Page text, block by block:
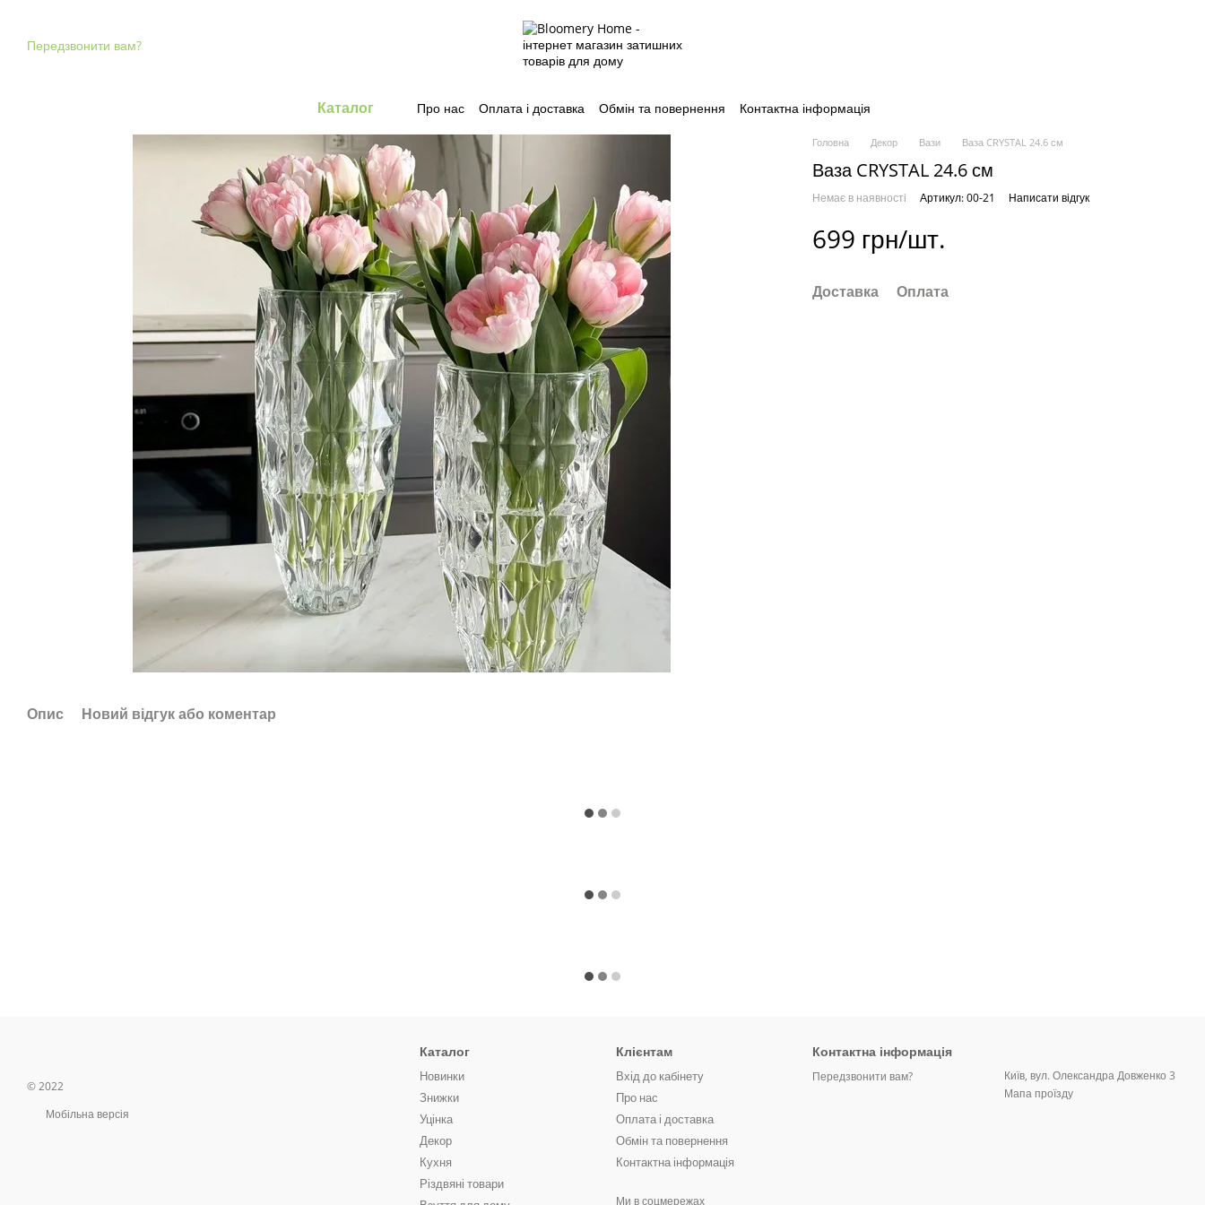
Передзвонити вам?
Каталог Про нас Оплата і доставка Обмін та повернення Контактна інформація
Опис Новий відгук або коментар
Головна Декор Вази Ваза CRYSTAL 24.6 см
Ваза CRYSTAL 24.6 см
Немає в наявності Артикул: 00-21 Написати відгук
699 грн/шт.
Доставка Оплата
© 2022
Мобільна версія
Каталог
Новинки
Знижки
Уцінка
Декор
Кухня
Різдвяні товари
Клієнтам
Вхід до кабінету
Про нас
Оплата і доставка
Обмін та повернення
Контактна інформація
Ми в соцмережах
Контактна інформація
Передзвонити вам?
Київ, вул. Олександра Довженко 3
Мапа проїзду